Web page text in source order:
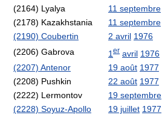
(2164) Lyalya
11 septembre
(2178) Kazakhstania
11 septembre
(2190) Coubertin
2 avril 1976
(2206) Gabrova
1 er avril 1976
(2207) Antenor
19 août 1977
(2208) Pushkin
22 août 1977
(2222) Lermontov
19 septembre
(2228) Soyuz-Apollo
19 juillet 1977